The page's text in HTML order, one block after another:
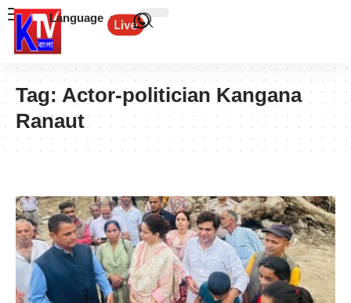
Language
Tag: Actor-politician Kangana
Ranaut